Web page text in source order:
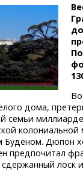
дома,
семьи
Дюпон
предпочитал
лоск и